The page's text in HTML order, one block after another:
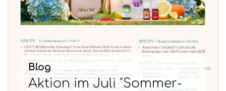
Blog
Aktion im Juli "Sommer-